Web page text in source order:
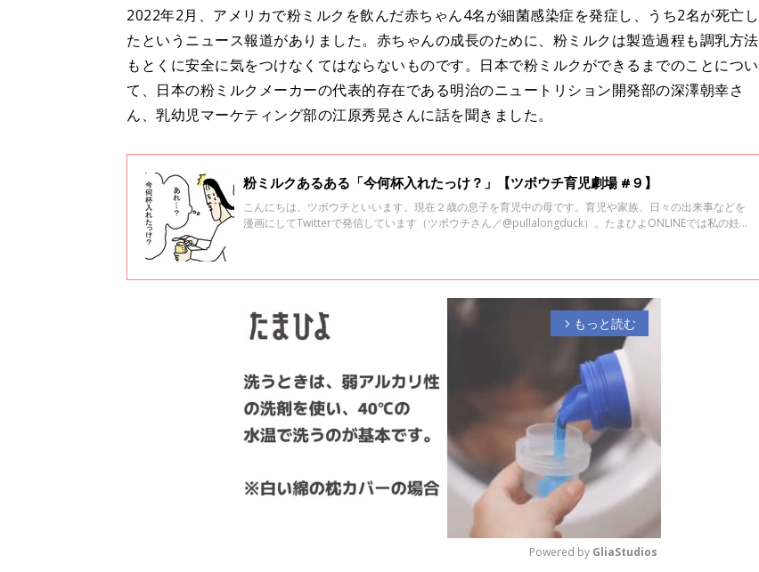
2022年2月、アメリカで粉ミルクを飲んだ赤ちゃん4名が細菌感染症を発症し、うち2名が死亡し
たというニュース報道がありました。赤ちゃんの成長のために、粉ミルクは製造過程も調乳方法
もとくに安全に気をつけなくてはならないものです。日本で粉ミルクができるまでのことについ
て、日本の粉ミルクメーカーの代表的存在である明治のニュートリション開発部の深澤朝幸さ
ん、乳幼児マーケティング部の江原秀晃さんに話を聞きました。
粉ミルクあるある「今何杯入れたっけ？」【ツボウチ育児劇場 #９】
こんにちは、ツボウチといいます。現在２歳の息子を育児中の母です。育児や家族、日々の出来事などを
漫画にしてTwitterで発信しています（ツボウチさん／@pullalongduck）。たまひよONLINEでは私の妊
arrow_forward_ios もっと読む
Powered by GliaStudios